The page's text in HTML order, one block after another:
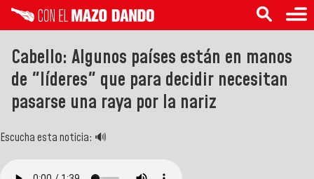
Cabello: Algunos países están en manos
de "líderes" que para decidir necesitan
pasarse una raya por la nariz
Escucha esta noticia: 🔊